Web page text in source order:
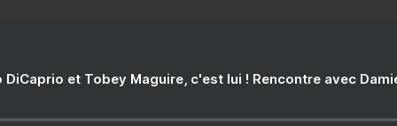
DiCaprio et Tobey Maguire, c'est lui ! Rencontre avec